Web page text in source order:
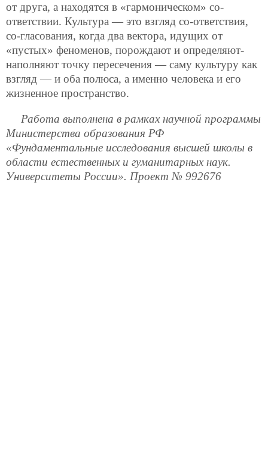
от друга, а находятся в «гармоническом» со-
ответствии. Культура — это взгляд со-ответствия,
со-гласования, когда два вектора, идущих от
«пустых» феноменов, порождают и определяют-
наполняют точку пересечения — саму культуру как
взгляд — и оба полюса, а именно человека и его
жизненное пространство.
Работа выполнена в рамках научной программы
Министерства образования РФ
«Фундаментальные исследования высшей школы в
области естественных и гуманитарных наук.
Университеты России». Проект № 992676